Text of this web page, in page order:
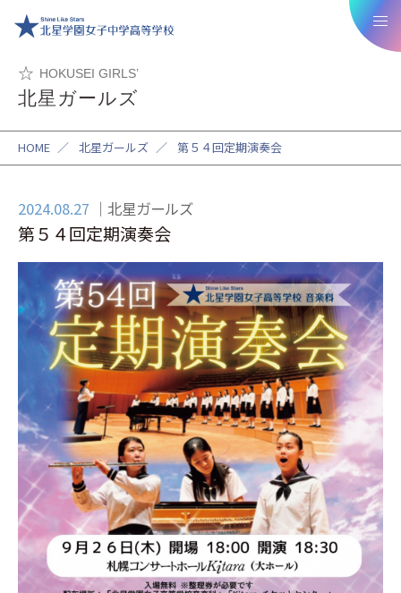
HOKUSEI GIRLS’
北星ガールズ
HOME ／ 北星ガールズ ／ 第５４回定期演奏会
2024.08.27 北星ガールズ
第５４回定期演奏会